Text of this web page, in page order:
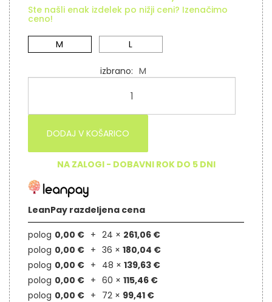
Ste našli enak izdelek po nižji ceni? Izenačimo
ceno!
M L
izbrano M
DODAJ V KOŠARICO
NA ZALOGI - DOBAVNI ROK DO 5 DNI
LeanPay razdeljena cena
polog 0,00 € 24 × 261,06 €
polog 0,00 € 36 × 180,04 €
polog 0,00 € 48 × 139,63 €
polog 0,00 € 60 × 115,46 €
polog 0,00 € 72 × 99,41 €